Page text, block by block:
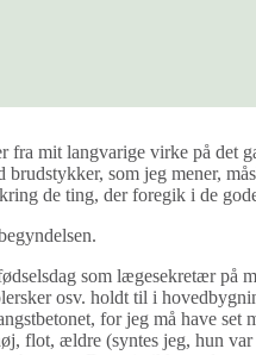
mit langvarige virke på det
som jeg mener,
de ting, der foregik i de
som lægesekretær på
osv. holdt til i
for jeg må have set
flot, ældre (syntes jeg, hun